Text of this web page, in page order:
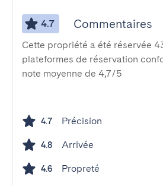
4.7 Commentaires
Cette propriété a été réservée
plateformes de réservation
note moyenne de 4,7/5
4.7 Précision
4.8 Arrivée
4.6 Propreté